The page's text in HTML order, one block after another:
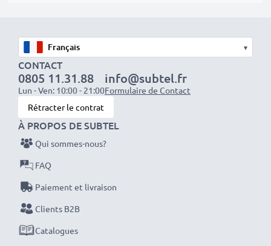
1x batterie 2000mAh : env. 4 heures
1x batterie 3000mAh : env. 6 heures
REMARQUE : Pour des performances, une efficacité
et une longévité optimales, chargez complètement
vos batteries avant leur première utilisation.
Ne ratez plus jamais un cliché avec ce chargeur de
batterie LCD intelligent et compact de CELLONIC.
Commandez dès maintenant pour une livraison rapide
et une garantie de 3 ans !
▾
CONTACT
0805 11.31.88
Lun - Ven: 10:00 - 21:00
info@subtel.fr
Formulaire de Contact
Rétracter le contrat
À PROPOS DE SUBTEL
Qui sommes-nous?
FAQ
Paiement et livraison
Clients B2B
Catalogues